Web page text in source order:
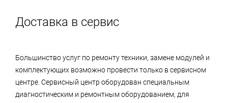
Доставка в сервис
Большинство услуг по ремонту техники, замене модулей и
комплектующих возможно провести только в сервисном
центре. Сервисный центр оборудован специальным
диагностическим и ремонтным оборудованием, для